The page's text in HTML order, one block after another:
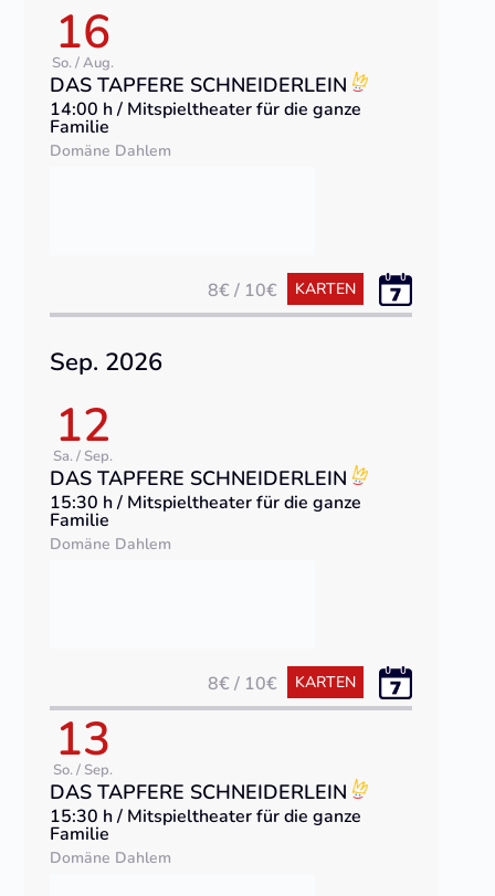
16
So. / Aug.
DAS TAPFERE SCHNEIDERLEIN
14:00 h / Mitspieltheater für die ganze
Familie
Domäne Dahlem
8€ / 10€ KARTEN
Sep. 2026
12
Sa. / Sep.
DAS TAPFERE SCHNEIDERLEIN
15:30 h / Mitspieltheater für die ganze
Familie
Domäne Dahlem
8€ / 10€ KARTEN
13
So. / Sep.
DAS TAPFERE SCHNEIDERLEIN
15:30 h / Mitspieltheater für die ganze
Familie
Domäne Dahlem